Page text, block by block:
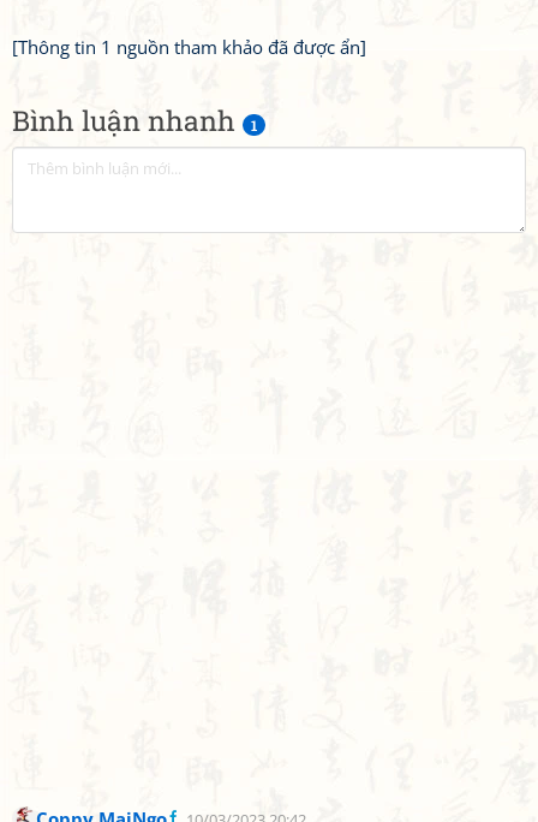
Bình luận nhanh 1
[Thông tin 1 nguồn tham khảo đã được ẩn]